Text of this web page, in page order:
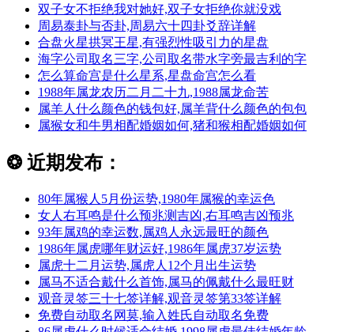
双子女不拒绝我对她好,双子女拒绝你就没戏
周易泰卦与否卦,周易六十四卦爻辞详解
合盘火星拱冥王星,有强烈性吸引力的星盘
海字公司取名三字,公司取名带水字旁最吉利的字
怎么算命宫是什么星系,星盘命宫怎么看
1988年属龙农历二月二十九,1988属龙命苦
属羊人什么颜色的钱包好,属羊背什么颜色的包包
属猴女和牛男相配婚姻如何,猪和猴相配婚姻如何
❂ 近期发布：
80年属猴人5月份运势,1980年属猴的幸运色
女人右耳鸣是什么预兆测吉凶,右耳鸣吉凶预兆
93年属鸡的幸运数,属鸡人永远最旺的颜色
1986年属虎哪年财运好,1986年属虎37岁运势
属虎十二月运势,属虎人12个月出生运势
属马不适合戴什么首饰,属马的佩戴什么最旺财
观音灵签三十七签详解,观音灵签第33签详解
免费自动取名网莫,输入姓氏自动取名免费